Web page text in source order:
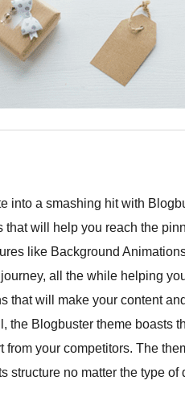
into a smashing hit with
that will help you reach the
like Background
all the while helping
that will make your content
the Blogbuster theme boasts
from your competitors. The
structure no matter the type